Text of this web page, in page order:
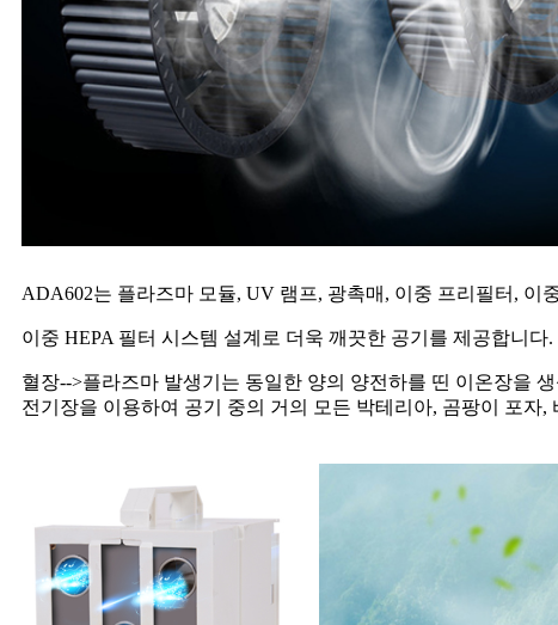
ADA602는 플라즈마 모듈, UV 램프, 광촉매, 이중 프리필터, 이
이중 HEPA 필터 시스템 설계로 더욱 깨끗한 공기를 제공합니다.
혈장-->플라즈마 발생기는 동일한 양의 양전하를 띤 이온장을
전기장을 이용하여 공기 중의 거의 모든 박테리아, 곰팡이 포자